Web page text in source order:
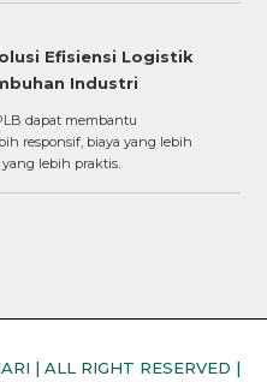
Efisiensi Logistik
Industri
dapat membantu
responsif, biaya yang lebih
yang lebih praktis.
| ALL RIGHT RESERVED |